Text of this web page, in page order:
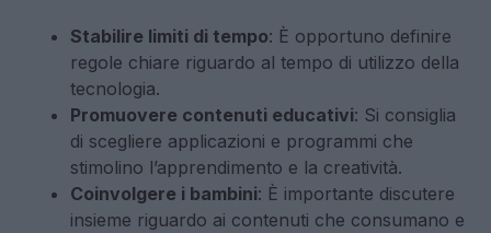
Stabilire limiti di tempo: È opportuno definire
regole chiare riguardo al tempo di utilizzo della
tecnologia.
Promuovere contenuti educativi: Si consiglia
di scegliere applicazioni e programmi che
stimolino l’apprendimento e la creatività.
Coinvolgere i bambini: È importante discutere
insieme riguardo ai contenuti che consumano e